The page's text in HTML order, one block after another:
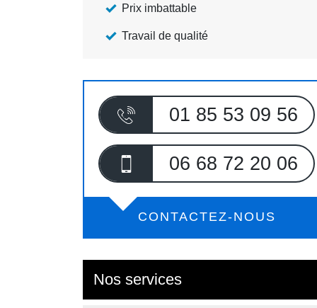
Prix imbattable
Travail de qualité
01 85 53 09 56
06 68 72 20 06
CONTACTEZ-NOUS
Nos services